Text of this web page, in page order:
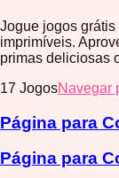
Jogue jogos
imprimíveis.
primas deliciosas
17 JogosNavegar
Página para
Página para